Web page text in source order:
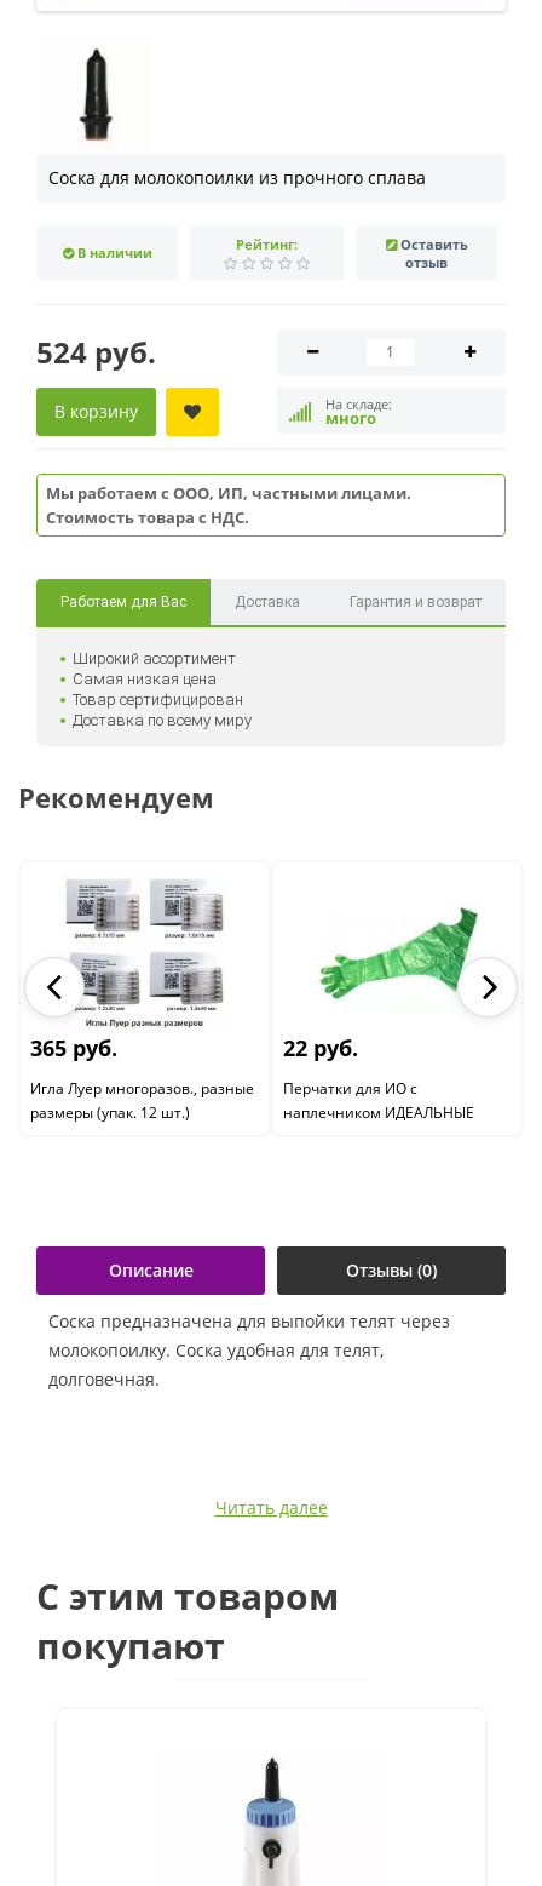
Соска для молокопоилки из прочного сплава
В наличии Рейтинг:
Оставить
отзыв
524 руб.
На складе:
много
В корзину
Мы работаем с ООО, ИП, частными лицами.
Стоимость товара с НДС.
Работаем для Вас Доставка Гарантия и возврат
Широкий ассортимент
Самая низкая цена
Товар сертифицирован
Доставка по всему миру
Рекомендуем
365 руб.
Игла Луер многоразов., разные
размеры (упак. 12 шт.)
22 руб.
Перчатки для ИО с
наплечником ИДЕАЛЬНЫЕ
Описание Отзывы (0)
Соска предназначена для выпойки телят через
молокопоилку. Соска удобная для телят,
долговечная.
Читать далее
C этим товаром
покупают